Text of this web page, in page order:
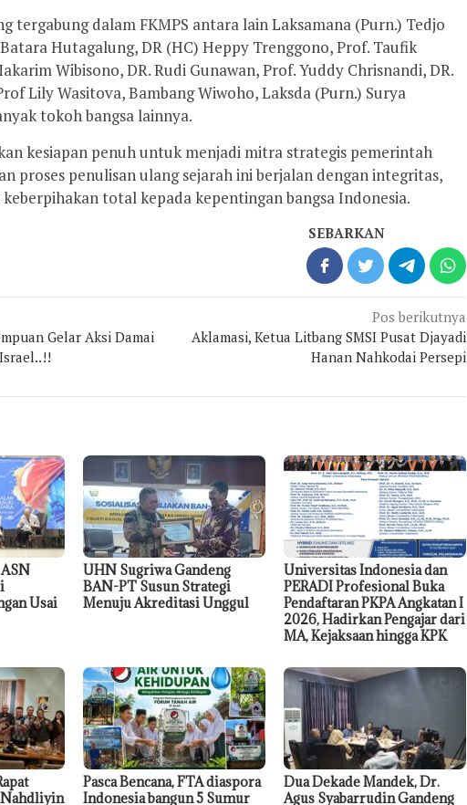
tergabung dalam FKMPS antara lain Laksamana (Purn.) Tedjo
Hutagalung, DR (HC) Heppy Trenggono, Prof. Taufik
Wibisono, DR. Rudi Gunawan, Prof. Yuddy Chrisnandi, DR.
Lily Wasitova, Bambang Wiwoho, Laksda (Purn.) Surya
tokoh bangsa lainnya.
kesiapan penuh untuk menjadi mitra strategis pemerintah
proses penulisan ulang sejarah ini berjalan dengan integritas,
total kepada kepentingan bangsa Indonesia.
SEBARKAN
Gelar Aksi Damai
Pos berikutnya
Aklamasi, Ketua Litbang SMSI Pusat Djayadi
Hanan Nahkodai Persepi
Usai
UHN Sugriwa Gandeng
BAN-PT Susun Strategi
Menuju Akreditasi Unggul
Universitas Indonesia dan
PERADI Profesional Buka
Pendaftaran PKPA Angkatan I
2026, Hadirkan Pengajar dari
MA, Kejaksaan hingga KPK
Nahdliyin
Pasca Bencana, FTA diaspora
Indonesia bangun 5 Sumur
Dua Dekade Mandek, Dr.
Agus Syabarrudin Gandeng